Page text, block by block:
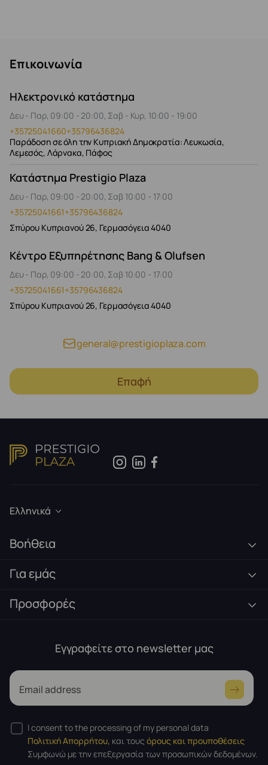
Επικοινωνία
Ηλεκτρονικό κατάστημα
Δευ - Παρ, 09:00 - 20:00, Σαβ - Κυρ, 10:00 - 19:00
+35725041660+35796436824
Παράδοση σε όλη την Κυπριακή Δημοκρατία: Λευκωσία,
Λεμεσός, Λάρνακα, Πάφος
Κατάστημα Prestigio Plaza
Δευ - Παρ, 09:00 - 20:00, Σαβ 10:00 - 17:00
+35725041661+35796436824
Σπύρου Κυπριανού 26, Γερμασόγεια 4040
Κέντρο Εξυπηρέτησης Bang & Olufsen
Δευ - Παρ, 09:00 - 20:00, Σαβ 10:00 - 17:00
+35725041661+35796436824
Σπύρου Κυπριανού 26, Γερμασόγεια 4040
general@prestigioplaza.com
Επαφή
Ελληνικά
Βοήθεια
Για εμάς
Προσφορές
Εγγραφείτε στο newsletter μας
Email address
I consent to the processing of my personal data
Πολιτική Απορρήτου, και τους όρους και προυποθέσεις
Συμφωνώ με την επεξεργασία των προσωπικών δεδομένων.